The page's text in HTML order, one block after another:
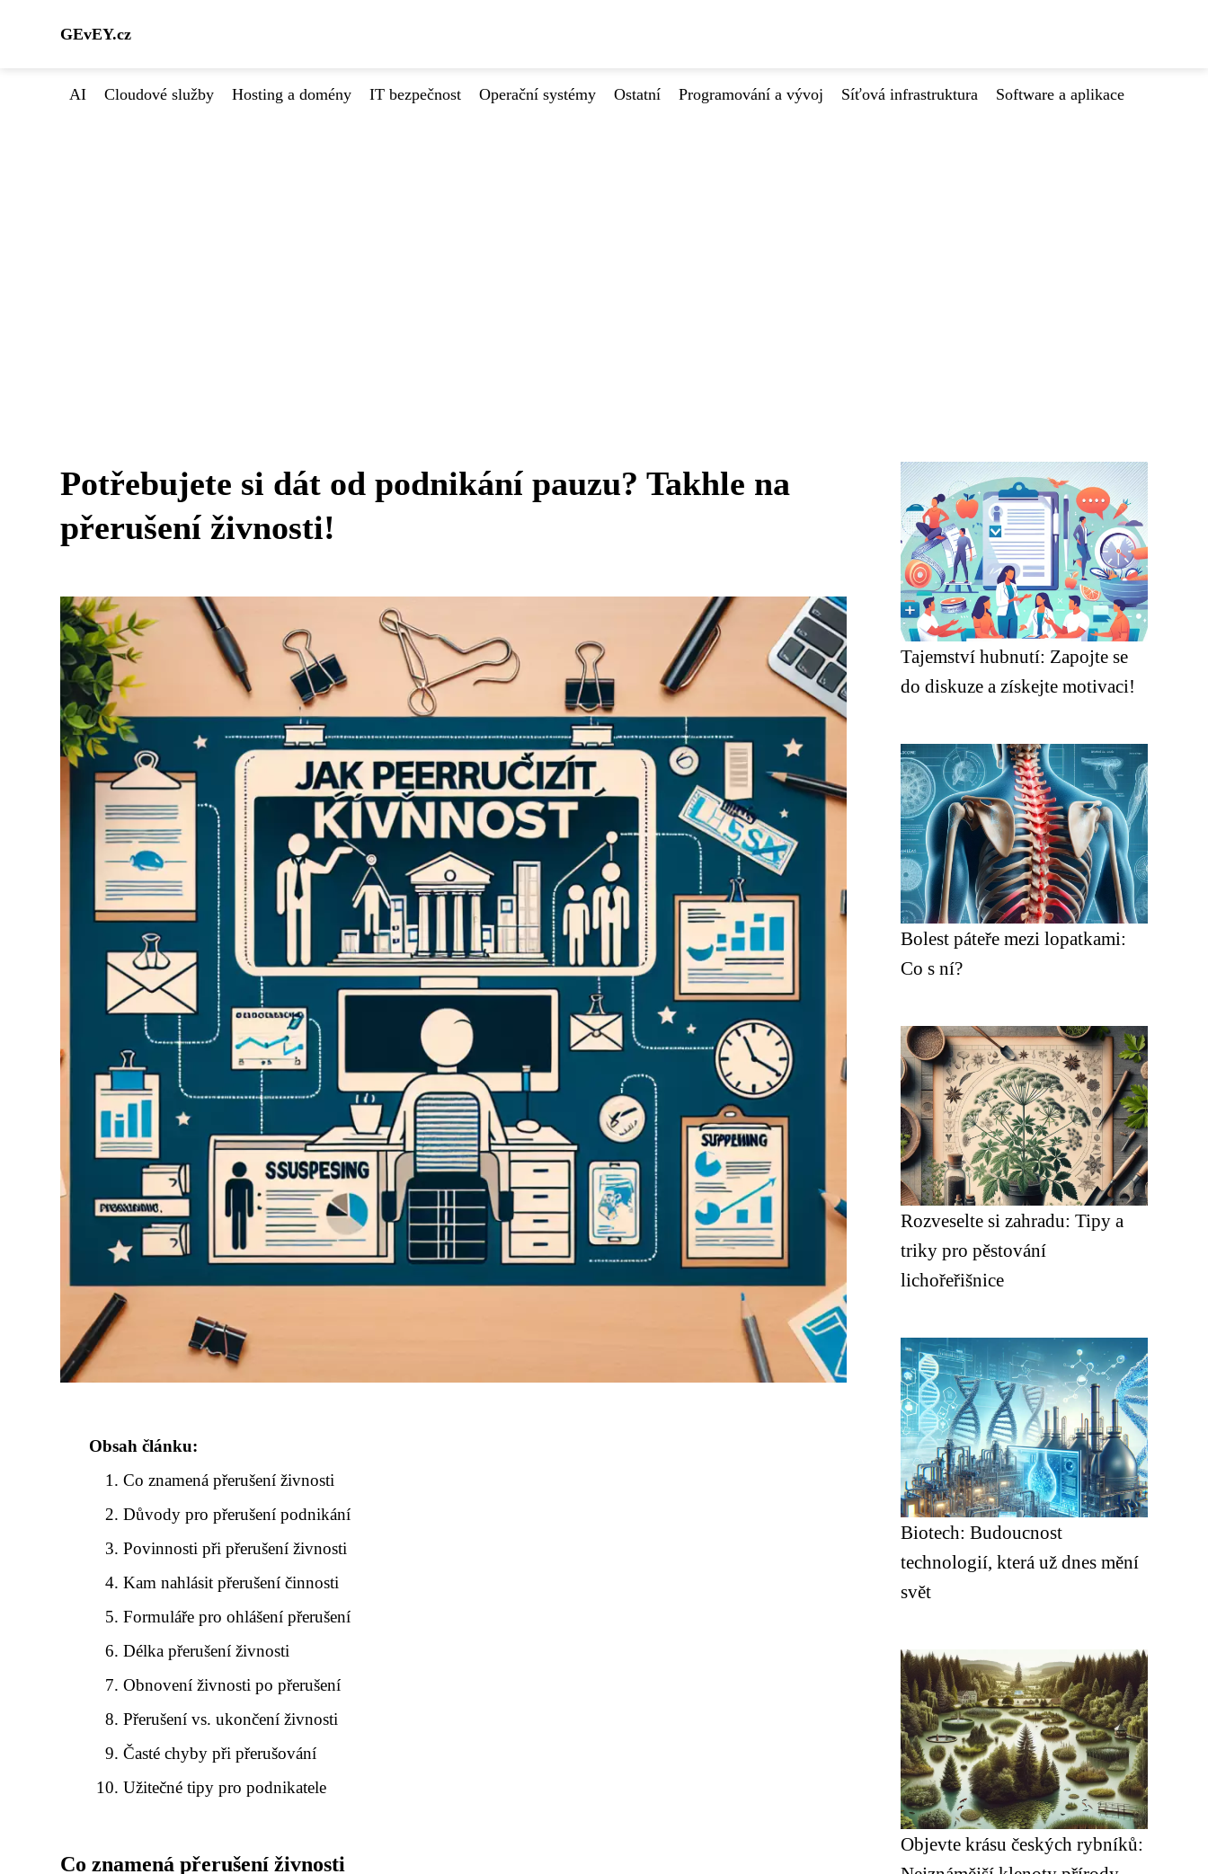
GEvEY.cz
AI Cloudové služby Hosting a domény IT bezpečnost Operační systémy Ostatní Programování a vývoj Síťová infrastruktura Software a aplikace
Potřebujete si dát od podnikání pauzu? Takhle na
přerušení živnosti!
Obsah článku:
Co znamená přerušení živnosti
Důvody pro přerušení podnikání
Povinnosti při přerušení živnosti
Kam nahlásit přerušení činnosti
Formuláře pro ohlášení přerušení
Délka přerušení živnosti
Obnovení živnosti po přerušení
Přerušení vs. ukončení živnosti
Časté chyby při přerušování
Užitečné tipy pro podnikatele
Co znamená přerušení živnosti
Tajemství hubnutí: Zapojte se
do diskuze a získejte motivaci!
Bolest páteře mezi lopatkami:
Co s ní?
Rozveselte si zahradu: Tipy a
triky pro pěstování
lichořeřišnice
Biotech: Budoucnost
technologií, která už dnes mění
svět
Objevte krásu českých rybníků: